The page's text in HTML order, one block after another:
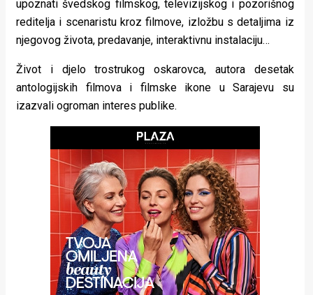
Places
Aktivizam
Aktuelnosti
Promo
Magazin
upoznati švedskog filmskog, televizijskog i pozorišnog
reditelja i scenaristu kroz filmove, izložbu s detaljima iz
njegovog života, predavanje, interaktivnu instalaciju…
Život i djelo trostrukog oskarovca, autora desetak
antologijskih filmova i filmske ikone u Sarajevu su
izazvali ogroman interes publike.